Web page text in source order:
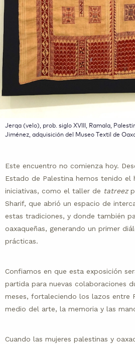
Jerqa (velo), prob. siglo XVIII, Ramala,
Jiménez, adquisición del Museo Textil de
Este encuentro no comienza hoy.
Estado de Palestina hemos tenido el
iniciativas, como el taller de tatreez
Sharif, que abrió un espacio de
estas tradiciones, y donde también
oaxaqueñas, generando un primer
prácticas.
Confiamos en que esta exposición
partida para nuevas colaboraciones
meses, fortaleciendo los lazos entre
medio del arte, la memoria y las
Cuando las mujeres palestinas y